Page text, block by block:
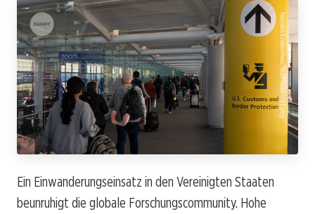
Ein Einwanderungseinsatz in den Vereinigten Staaten
beunruhigt die globale Forschungscommunity. Hohe